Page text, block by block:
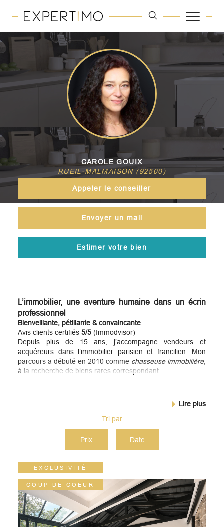
CAROLE GOUIX
RUEIL-MALMAISON (92500)
Appeler le conseiller
Envoyer un mail
Estimer votre bien
L’immobilier, une aventure humaine dans un écrin
professionnel
Bienveillante, pétillante & convaincante
Avis clients certifiés 5/5 (Immodvisor)
Depuis plus de 15 ans, j’accompagne vendeurs et
acquéreurs dans l’immobilier parisien et francilien. Mon
parcours a débuté en 2010 comme chasseuse immobilière,
à la recherche de biens rares correspondant...
Lire plus
Tri par
Prix Date
EXCLUSIVITÉ
COUP DE COEUR